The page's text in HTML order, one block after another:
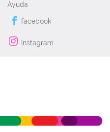
Ayuda
facebook
Instagram